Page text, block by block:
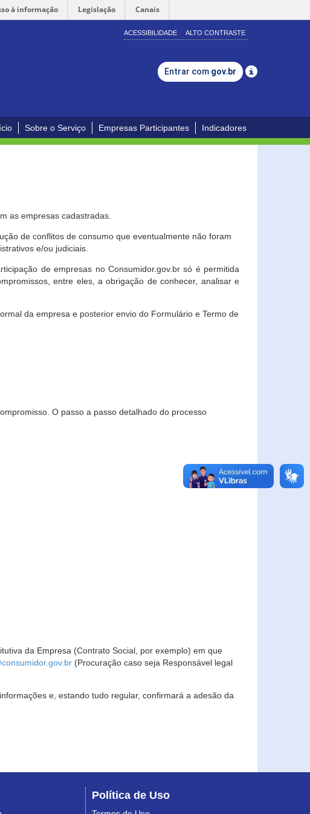
à informação Legislação Canais
ACESSIBILIDADE ALTO CONTRASTE
Entrar com gov.br
Sobre o Serviço Empresas Participantes Indicadores
as empresas cadastradas.
de conflitos de consumo que eventualmente não foram
e/ou judiciais.
de empresas no Consumidor.gov.br só é permitida
entre eles, a obrigação de conhecer, analisar e
da empresa e posterior envio do Formulário e Termo de
O passo a passo detalhado do processo
da Empresa (Contrato Social, por exemplo) em que
(Procuração caso seja Responsável legal
e, estando tudo regular, confirmará a adesão da
Política de Uso